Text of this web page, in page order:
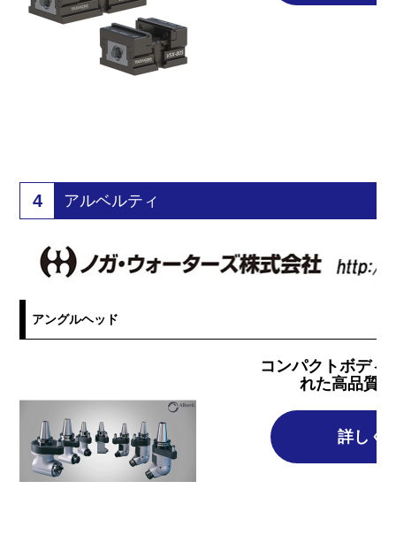
4 アルベルティ
アングルヘッド
コンパクトボディ
れた高品質
詳しく